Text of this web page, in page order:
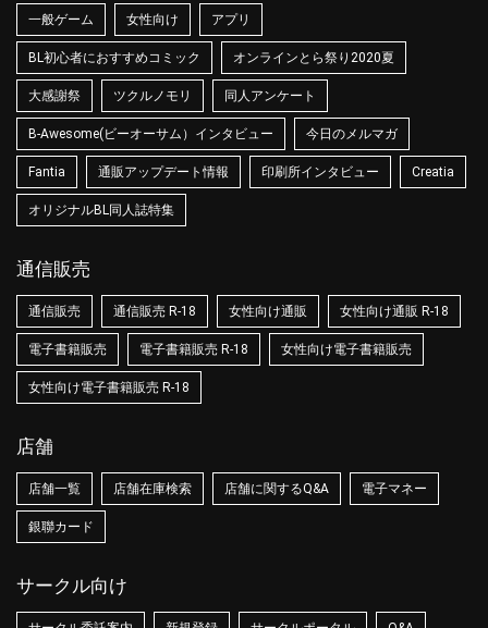
一般ゲーム 女性向け アプリ
BL初心者におすすめコミック オンラインとら祭り2020夏
大感謝祭 ツクルノモリ 同人アンケート
B-Awesome(ビーオーサム）インタビュー 今日のメルマガ
Fantia 通販アップデート情報 印刷所インタビュー Creatia
オリジナルBL同人誌特集
通信販売
通信販売 通信販売 R-18 女性向け通販 女性向け通販 R-18
電子書籍販売 電子書籍販売 R-18 女性向け電子書籍販売
女性向け電子書籍販売 R-18
店舗
店舗一覧 店舗在庫検索 店舗に関するQ&A 電子マネー
銀聯カード
サークル向け